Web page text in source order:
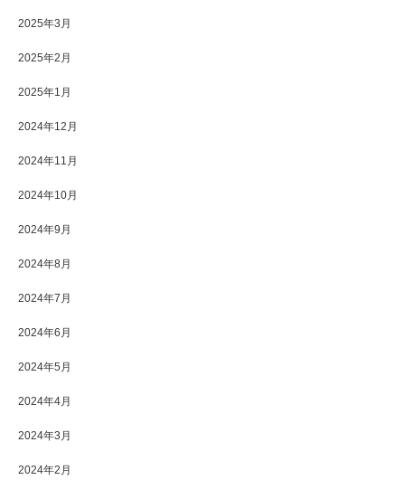
2025年3月
2025年2月
2025年1月
2024年12月
2024年11月
2024年10月
2024年9月
2024年8月
2024年7月
2024年6月
2024年5月
2024年4月
2024年3月
2024年2月